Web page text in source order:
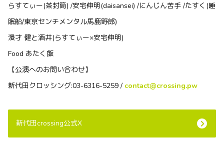
らすてぃー(茶封筒) /安宅伸明(daisansei) /にんじん苦手 /たすく(睡
眠船/東京センチメンタル馬鹿野郎)
漫才 健と酒井(らすてぃー×安宅伸明)
Food あたく飯
【公演へのお問い合わせ】
新代田クロッシング:03-6316-5259 / contact@crossing.pw
新代田crossing公式X